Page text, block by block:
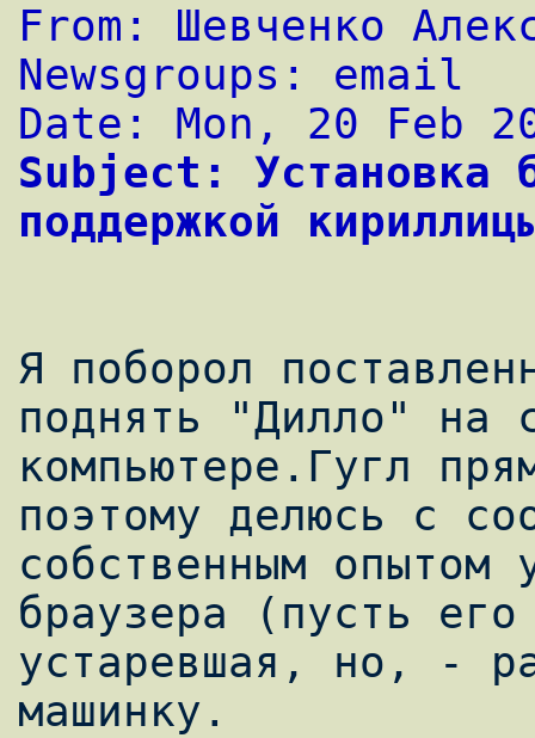
From: Шевченко
Newsgroups: email
Date: Mon, 20 Feb
Subject: Установка
поддержкой
Я поборол
поднять "Дилло" на
компьютере.Гугл
поэтому делюсь с
собственным опытом
браузера (пусть его
устаревшая, но, -
машинку.